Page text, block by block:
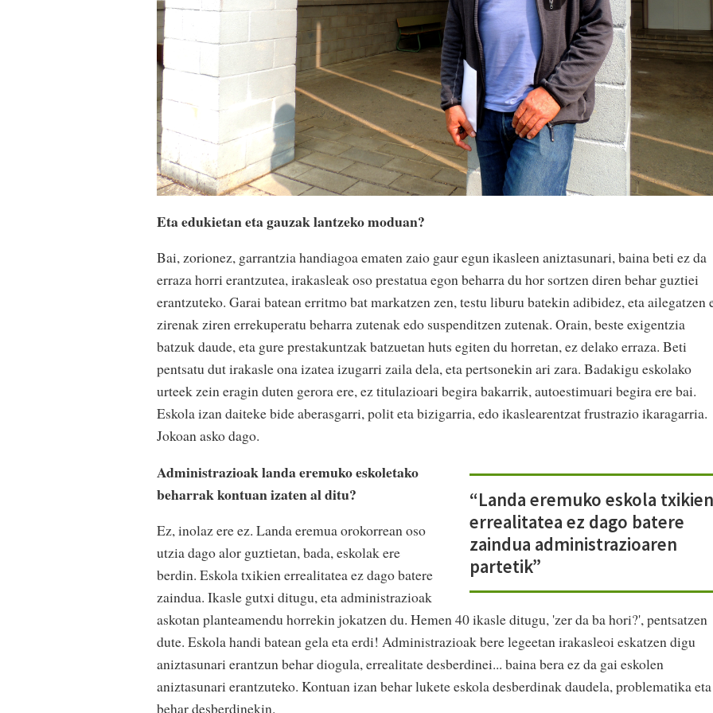
Eta edukietan eta gauzak lantzeko moduan?
Bai, zorionez, garrantzia handiagoa ematen zaio gaur egun ikasleen aniztasunari, baina beti ez da
erraza horri erantzutea, irakasleak oso prestatua egon beharra du hor sortzen diren behar guztiei
erantzuteko. Garai batean erritmo bat markatzen zen, testu liburu batekin adibidez, eta ailegatzen
zirenak ziren errekuperatu beharra zutenak edo suspenditzen zutenak. Orain, beste exigentzia
batzuk daude, eta gure prestakuntzak batzuetan huts egiten du horretan, ez delako erraza. Beti
pentsatu dut irakasle ona izatea izugarri zaila dela, eta pertsonekin ari zara. Badakigu eskolako
urteek zein eragin duten gerora ere, ez titulazioari begira bakarrik, autoestimuari begira ere bai.
Eskola izan daiteke bide aberasgarri, polit eta bizigarria, edo ikaslearentzat frustrazio ikaragarria.
Jokoan asko dago.
“Landa eremuko eskola
errealitatea ez dago batere
zaindua administrazioaren
partetik”
Administrazioak landa eremuko eskoletako
beharrak kontuan izaten al ditu?
Ez, inolaz ere ez. Landa eremua orokorrean oso
utzia dago alor guztietan, bada, eskolak ere
berdin. Eskola txikien errealitatea ez dago batere
zaindua. Ikasle gutxi ditugu, eta administrazioak
askotan planteamendu horrekin jokatzen du. Hemen 40 ikasle ditugu, 'zer da ba hori?', pentsatzen
dute. Eskola handi batean gela eta erdi! Administrazioak bere legeetan irakasleoi eskatzen digu
aniztasunari erantzun behar diogula, errealitate desberdinei... baina bera ez da gai eskolen
aniztasunari erantzuteko. Kontuan izan behar lukete eskola desberdinak daudela, problematika eta
behar desberdinekin.